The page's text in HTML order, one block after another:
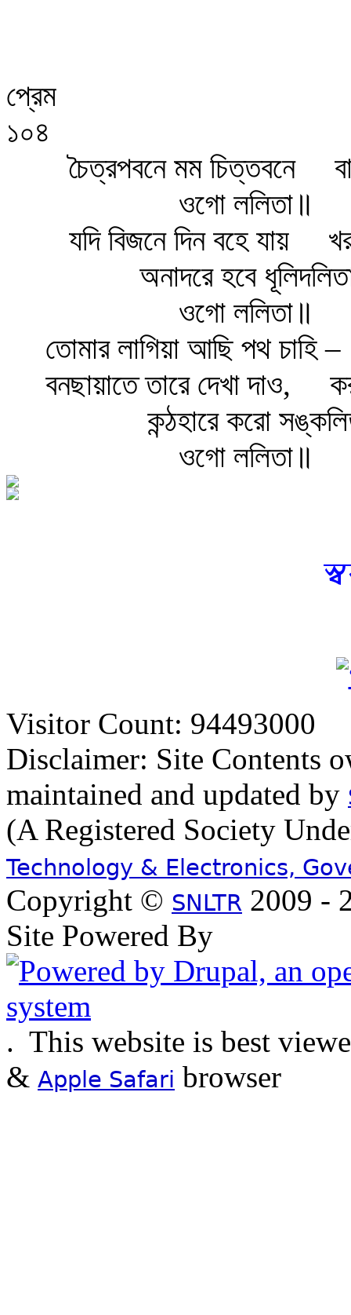
প্রেম
১০৪
চৈত্রপবনে মম চিত্তবনে
ওগো ললিতা॥
যদি বিজনে দিন বহে যায়
অনাদরে হবে
ওগো ললিতা॥
তোমার লাগিয়া আছি পথ চাহি –
বনছায়াতে তারে দেখা দাও,
কন্ঠহারে করো
ওগো ললিতা॥
Visitor Count: 94493000
Disclaimer: Site Contents
maintained and updated by
(A Registered Society
Technology & Electronics,
Copyright © SNLTR 2009 -
Site Powered By
. This website is best
& Apple Safari browser